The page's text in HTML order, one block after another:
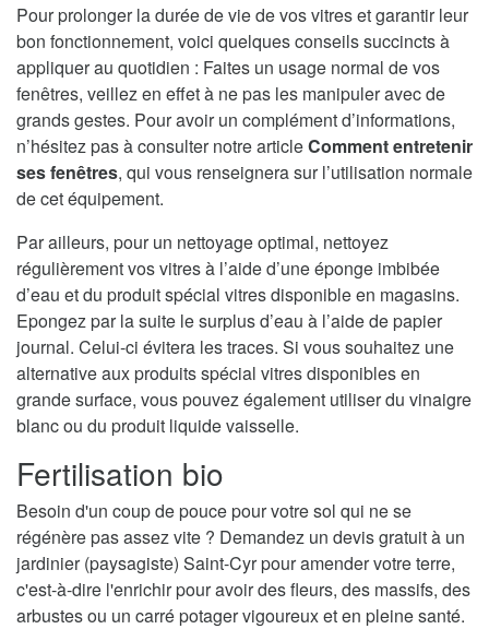
Pour prolonger la durée de vie de vos vitres et garantir leur
bon fonctionnement, voici quelques conseils succincts à
appliquer au quotidien : Faites un usage normal de vos
fenêtres, veillez en effet à ne pas les manipuler avec de
grands gestes. Pour avoir un complément d’informations,
n’hésitez pas à consulter notre articleComment entretenir
ses fenêtres, qui vous renseignera sur l’utilisation normale
de cet équipement.
Par ailleurs, pour un nettoyage optimal, nettoyez
régulièrement vos vitres à l’aide d’une éponge imbibée
d’eau et du produit spécial vitres disponible en magasins.
Epongez par la suite le surplus d’eau à l’aide de papier
journal. Celui-ci évitera les traces. Si vous souhaitez une
alternative aux produits spécial vitres disponibles en
grande surface, vous pouvez également utiliser du vinaigre
blanc ou du produit liquide vaisselle.
Fertilisation bio
Besoin d'un coup de pouce pour votre sol qui ne se
régénère pas assez vite ? Demandez un devis gratuit à un
jardinier (paysagiste) Saint-Cyr pour amender votre terre,
c'est-à-dire l'enrichir pour avoir des fleurs, des massifs, des
arbustes ou un carré potager vigoureux et en pleine santé.